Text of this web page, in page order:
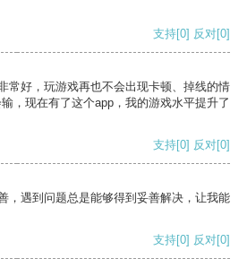
支持[0] 反对[0]
常好，玩游戏再也不会出现卡顿、掉线的情
，现在有了这个app，我的游戏水平提升了
支持[0] 反对[0]
，遇到问题总是能够得到妥善解决，让我能
支持[0] 反对[0]